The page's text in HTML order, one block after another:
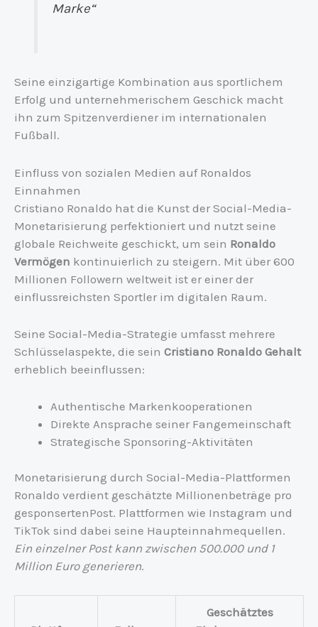
Marke“
Seine einzigartige Kombination aus sportlichem
Erfolg und unternehmerischem Geschick macht
ihn zum Spitzenverdiener im internationalen
Fußball.
Einfluss von sozialen Medien auf Ronaldos
Einnahmen
Cristiano Ronaldo hat die Kunst der Social-Media-
Monetarisierung perfektioniert und nutzt seine
globale Reichweite geschickt, um sein Ronaldo
Vermögen kontinuierlich zu steigern. Mit über 600
Millionen Followern weltweit ist er einer der
einflussreichsten Sportler im digitalen Raum.
Seine Social-Media-Strategie umfasst mehrere
Schlüsselaspekte, die sein Cristiano Ronaldo Gehalt
erheblich beeinflussen:
Authentische Markenkooperationen
Direkte Ansprache seiner Fangemeinschaft
Strategische Sponsoring-Aktivitäten
Monetarisierung durch Social-Media-Plattformen
Ronaldo verdient geschätzte Millionenbeträge pro
gesponsertenPost. Plattformen wie Instagram und
TikTok sind dabei seine Haupteinnahmequellen.
Ein einzelner Post kann zwischen 500.000 und 1
Million Euro generieren.
Geschätztes